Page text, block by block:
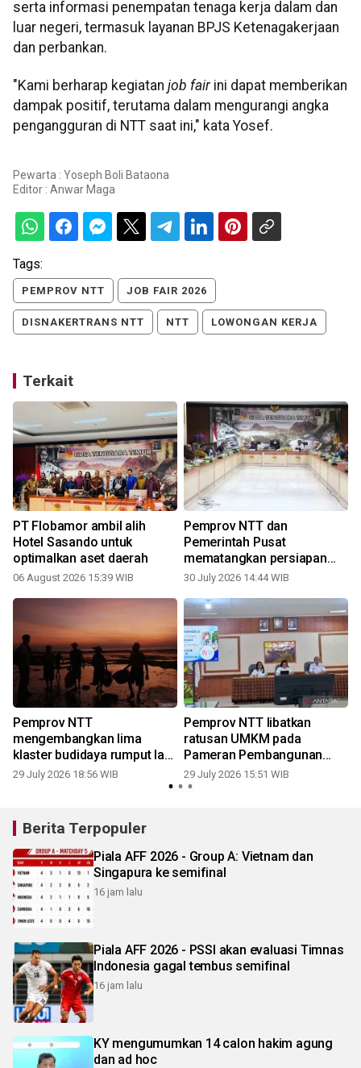
serta informasi penempatan tenaga kerja dalam dan
luar negeri, termasuk layanan BPJS Ketenagakerjaan
dan perbankan.
"Kami berharap kegiatan job fairini dapat memberikan
dampak positif, terutama dalam mengurangi angka
pengangguran di NTT saat ini," kata Yosef.
Pewarta : Yoseph Boli Bataona
Editor : Anwar Maga
Tags:
PEMPROV NTT JOB FAIR 2026
DISNAKERTRANS NTT NTT LOWONGAN KERJA
Terkait
PT Flobamor ambil alih
Hotel Sasando untuk
optimalkan aset daerah
06 August 2026 15:39 WIB
Pemprov NTT dan
Pemerintah Pusat
mematangkan persiapan
PON 2028
30 July 2026 14:44 WIB
Pemprov NTT
mengembangkan lima
klaster budidaya rumput laut
terintegrasi
29 July 2026 18:56 WIB
Pemprov NTT libatkan
ratusan UMKM pada
Pameran Pembangunan
2026
29 July 2026 15:51 WIB
Berita Terpopuler
Piala AFF 2026 - Group A: Vietnam dan
Singapura ke semifinal
16 jam lalu
Piala AFF 2026 - PSSI akan evaluasi Timnas
Indonesia gagal tembus semifinal
16 jam lalu
KY mengumumkan 14 calon hakim agung
dan ad hoc